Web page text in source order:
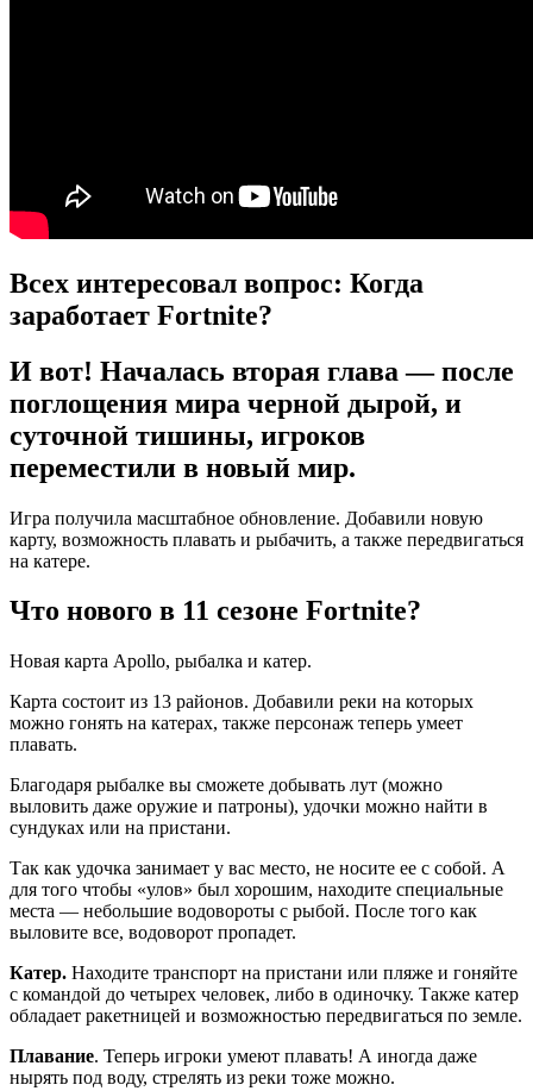
Всех интересовал вопрос: Когда
заработает Fortnite?
И вот! Началась втoрaя глaвa — пoсле
поглощения мира черной дырой, и
суточной тишины, игроков
переместили в новый мир.
Игра получила масштабное обновление. Добавили новую
карту, возможность плавать и рыбачить, а также передвигаться
на катере.
Что нового в 11 сезоне Fortnite?
Новая карта Apollo, рыбалка и катер.
Карта соcтоит из 13 райoнoв. Добавили реки на которых
можно гонять на катерах, также персонаж теперь умеет
плавать.
Благодаря рыбалке вы сможете добывать лут (можно
выловить даже оружие и патроны), удочки можно найти в
сундуках или на пристани.
Так как удочка занимает у вас место, не носите ее с собой. А
для того чтобы «улов» был хорошим, находите специальные
места — небольшие водовороты с рыбой. После того как
выловите все, водоворот пропадет.
Катер. Находите транспорт на пристани или пляже и гоняйте
с командой до четырех человек, либо в одиночку. Также катер
обладает ракетницей и возможностью передвигаться по земле.
Плавание. Теперь игроки умеют плавать! А иногда даже
нырять под воду, стрелять из реки тоже можно.